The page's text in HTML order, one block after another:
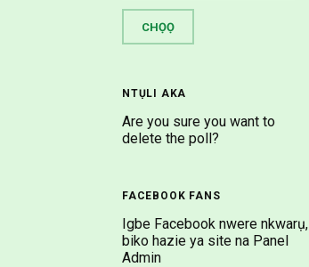
NTỤLI AKA
Are you sure you want to
delete the poll?
FACEBOOK FANS
Igbe Facebook nwere nkwarụ,
biko hazie ya site na Panel
Admin